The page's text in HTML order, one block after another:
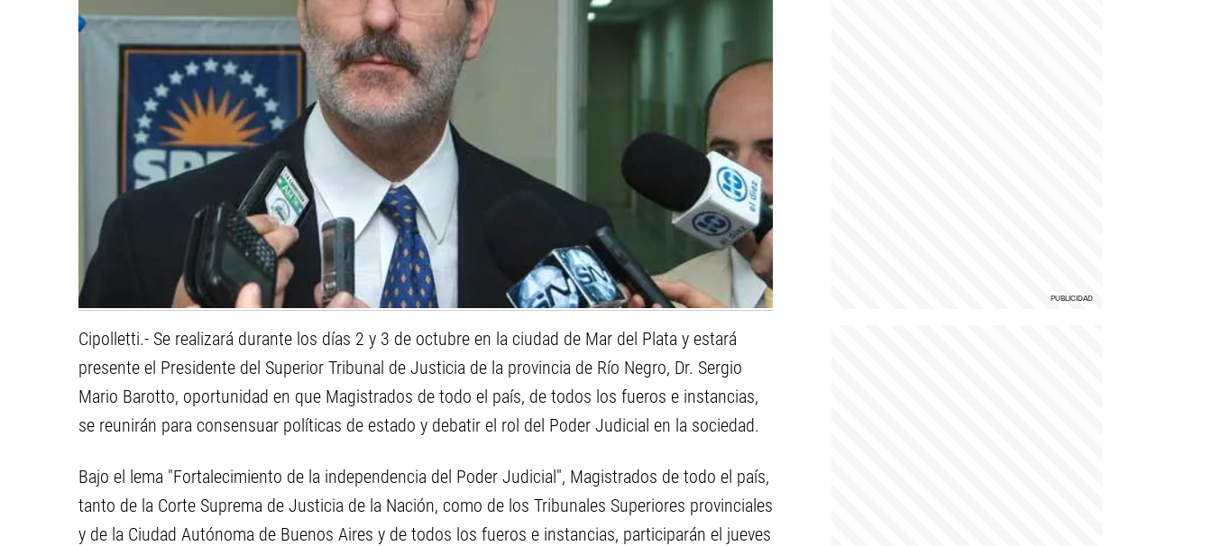
Cipolletti.- Se realizará durante los días 2 y 3 de octubre en la ciudad de Mar del Plata y estará
presente el Presidente del Superior Tribunal de Justicia de la provincia de Río Negro, Dr. Sergio
Mario Barotto, oportunidad en que Magistrados de todo el país, de todos los fueros e instancias,
se reunirán para consensuar políticas de estado y debatir el rol del Poder Judicial en la sociedad.
Bajo el lema "Fortalecimiento de la independencia del Poder Judicial", Magistrados de todo el país,
tanto de la Corte Suprema de Justicia de la Nación, como de los Tribunales Superiores provinciales
y de la Ciudad Autónoma de Buenos Aires y de todos los fueros e instancias, participarán el jueves